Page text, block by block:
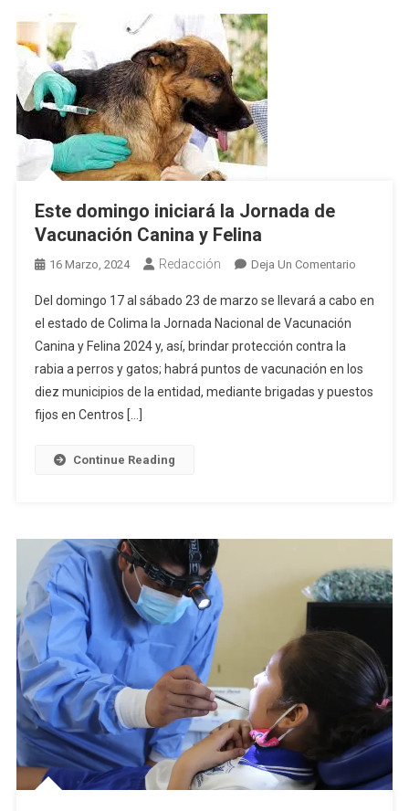
Este domingo iniciará la Jornada de
Vacunación Canina y Felina
16 Marzo, 2024 Redacción Deja Un ComentarioEn
Domingo
Jornada
De
Del domingo 17 al sábado 23 de marzo se llevará a cabo en
el estado de Colima la Jornada Nacional de Vacunación
Canina y Felina 2024 y, así, brindar protección contra la
rabia a perros y gatos; habrá puntos de vacunación en los
diez municipios de la entidad, mediante brigadas y puestos
fijos en Centros […]
Continue Reading